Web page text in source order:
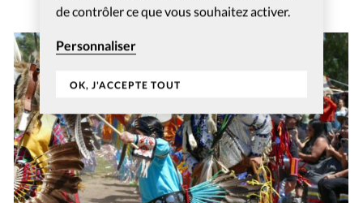
de contrôler ce que vous souhaitez activer.
Personnaliser
OK, J'ACCEPTE TOUT